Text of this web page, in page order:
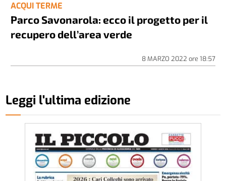
ACQUI TERME
Parco Savonarola: ecco il progetto per il
recupero dell’area verde
8 MARZO 2022 ore 18:57
Leggi l'ultima edizione